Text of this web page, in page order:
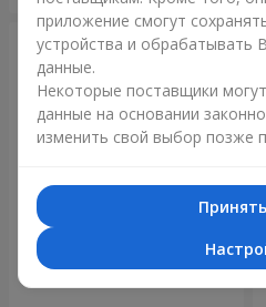
Коллекция шариков
"Смайлики" - 5 шариков
приложение смогут
устройства и обрабатывать
данные.
Некоторые поставщики
данные на основании
изменить свой выбор позже